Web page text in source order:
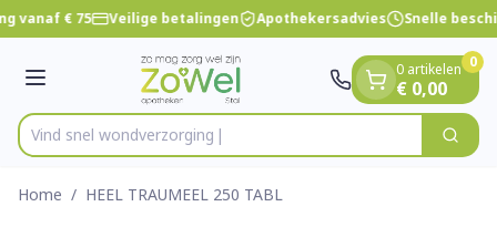
Ga naar de inhoud
1 van 1
vanaf € 75 Veilige betalingen Apothekersadvies Snelle
Menu
Product, merk, categorie...
Vind snel wond Zoek
0 artikelen
€ 0,00
0
Home / HEEL TRAUMEEL 250 TABL